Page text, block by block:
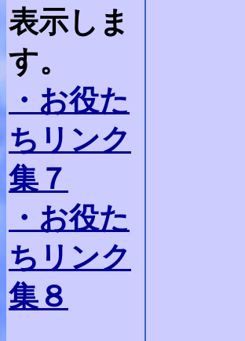
表示しま
す。
・お役た
ちリンク
集７
・お役た
ちリンク
集８